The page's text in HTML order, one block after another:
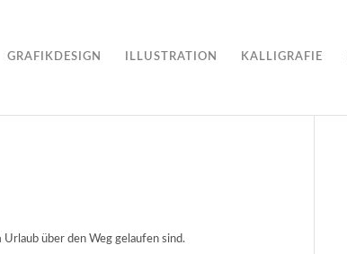
GRAFIKDESIGN ILLUSTRATION KALLIGRAFIE
Urlaub über den Weg gelaufen sind.